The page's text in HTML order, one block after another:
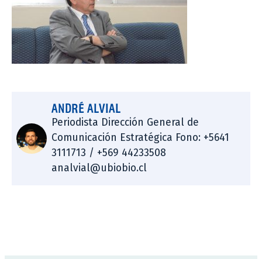
ANDRÉ ALVIAL
Periodista Dirección General de
Comunicación Estratégica Fono: +5641
3111713 / +569 44233508
analvial@ubiobio.cl